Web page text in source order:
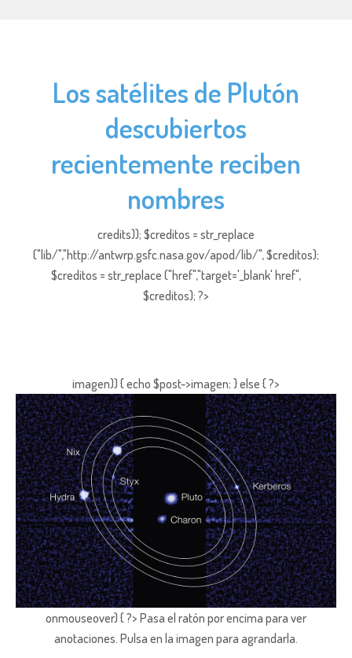
Los satélites de Plutón
descubiertos
recientemente reciben
nombres
credits)); $creditos = str_replace
("lib/","http://antwrp.gsfc.nasa.gov/apod/lib/", $creditos);
$creditos = str_replace ("href","target='_blank' href",
$creditos); ?>
imagen)) { echo $post->imagen; } else { ?>
onmouseover) { ?> Pasa el ratón por encima para ver
anotaciones. Pulsa en la imagen para agrandarla.